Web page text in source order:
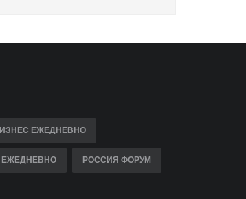
ЕЖЕДНЕВНО
ЕЖЕДНЕВНО РОССИЯ ФОРУМ